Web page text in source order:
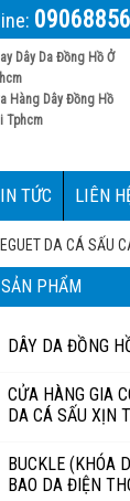
Dây Da Đồng Hồ Ở
Hàng Dây Đồng Hồ
Tphcm
TỨC LIÊN
DA CÁ SẤU
SẢN PHẨM
DÂY DA ĐỒNG
CỬA HÀNG GIA
DA CÁ SẤU XỊN
BUCKLE (KHÓA
BAO DA ĐIỆN